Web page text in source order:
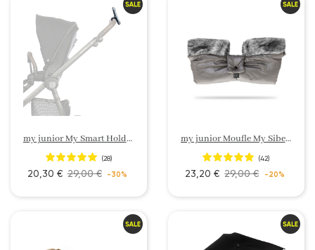
my junior My Smart Holder Porte téléphone
(28)
20,30 € 29,00 € -30%
my junior Moufle My Siberio
(42)
23,20 € 29,00 € -20%